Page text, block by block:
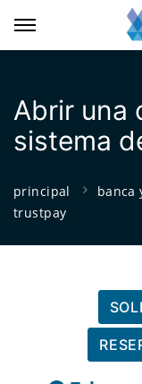
Abrir una
sistema
principal banca
trustpay